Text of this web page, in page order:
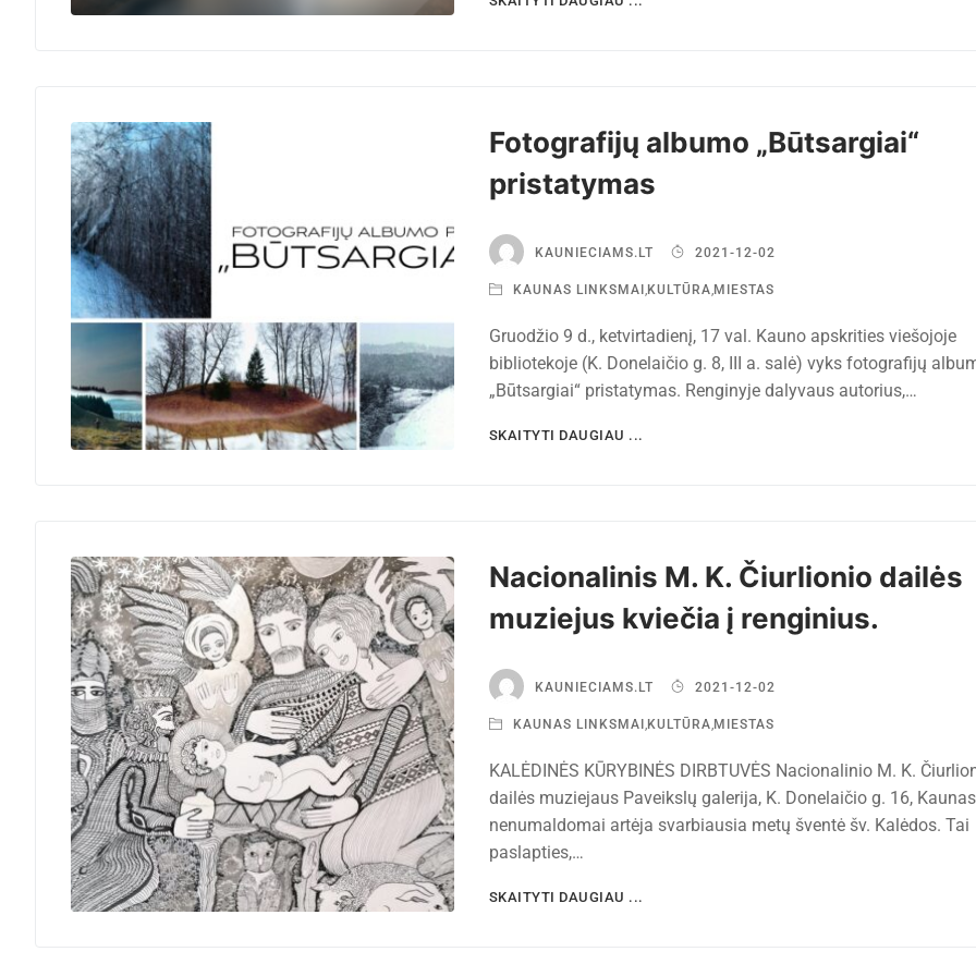
Fotografijų albumo „Būtsargiai“
pristatymas
KAUNIECIAMS.LT 2021-12-02
KAUNAS LINKSMAI ,KULTŪRA,MIESTAS
Gruodžio 9 d., ketvirtadienį, 17 val. Kauno apskrities viešojoje
bibliotekoje (K. Donelaičio g. 8, III a. salė) vyks fotografijų
„Būtsargiai“ pristatymas. Renginyje dalyvaus autorius,…
SKAITYTI DAUGIAU ...
Nacionalinis M. K. Čiurlionio dailės
muziejus kviečia į renginius.
KAUNIECIAMS.LT 2021-12-02
KAUNAS LINKSMAI ,KULTŪRA,MIESTAS
KALĖDINĖS KŪRYBINĖS DIRBTUVĖS Nacionalinio M. K.
dailės muziejaus Paveikslų galerija, K. Donelaičio g. 16,
nenumaldomai artėja svarbiausia metų šventė šv. Kalėdos. Tai
paslapties,…
SKAITYTI DAUGIAU ...